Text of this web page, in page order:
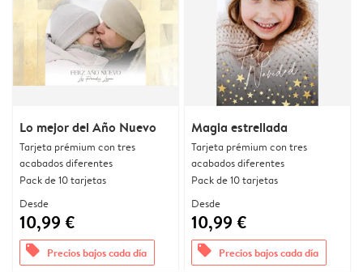
Lo mejor del Año Nuevo
Tarjeta prémium con tres
acabados diferentes
Pack de 10 tarjetas
Desde
10,99 €
offers Precios bajos cada día
Magia estrellada
Tarjeta prémium con tres
acabados diferentes
Pack de 10 tarjetas
Desde
10,99 €
offers Precios bajos cada día